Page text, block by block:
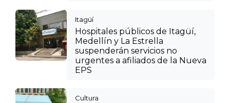
Itagüí
Hospitales públicos de Itagüí,
Medellín y La Estrella
suspenderán servicios no
urgentes a afiliados de la Nueva
EPS
Cultura